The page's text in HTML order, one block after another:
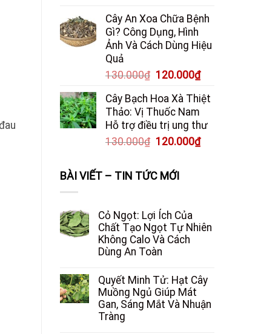
Cây An Xoa Chữa Bệnh
Gì? Công Dụng, Hình
Ảnh Và Cách Dùng Hiệu
Quả
130.000₫ Giá
là:
130.000₫.
120.000₫Giá
tại
120.000₫.
Cây Bạch Hoa Xà Thiệt
Thảo: Vị Thuốc Nam
Hỗ trợ điều trị ung thư
130.000₫ Giá
là:
130.000₫.
120.000₫Giá
BÀI VIẾT – TIN TỨC MỚI
Cỏ Ngọt: Lợi Ích Của
Chất Tạo Ngọt Tự Nhiên
Không Calo Và Cách
Dùng An Toàn
Quyết Minh Tử: Hạt Cây
Muồng Ngủ Giúp Mát
Gan, Sáng Mắt Và Nhuận
Tràng